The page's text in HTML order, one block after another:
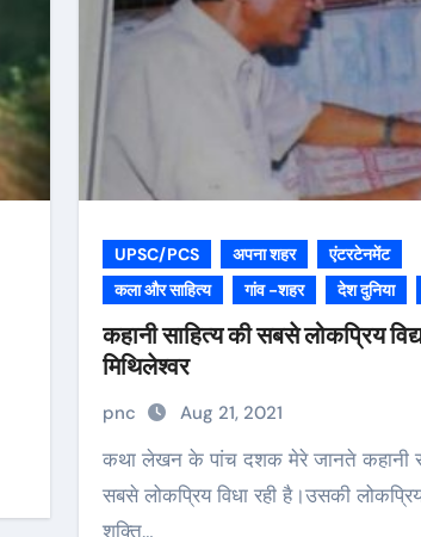
UPSC/PCS अपना शहर
एंटरटेनमेंट
कला और साहित्य
गांव -शहर देश दुनिया
कहानी साहित्य की सबसे लोकप्रिय
मिथिलेश्वर
pnc Aug 21, 2021
कथा लेखन के पांच दशक मेरे जानते कहानी साहित्य की
सबसे लोकप्रिय विधा रही है।उसकी
शक्ति…